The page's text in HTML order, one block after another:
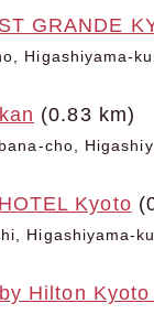
GRANDE
Higashiyama-
(0.83 km)
cho,
Kyoto
Higashiyama-
Hilton